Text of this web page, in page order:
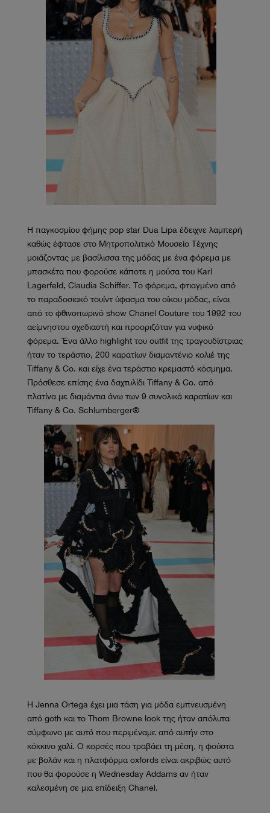
Η παγκοσμίου φήμης pop star Dua Lipa έδειχνε λαμπερή
καθώς έφτασε στο Μητροπολιτικό Μουσείο Τέχνης
μοιάζοντας με βασίλισσα της μόδας με ένα φόρεμα με
μπασκέτα που φορούσε κάποτε η μούσα του Karl
Lagerfeld, Claudia Schiffer. Το φόρεμα, φτιαγμένο από
το παραδοσιακό τουίντ ύφασμα του οίκου μόδας, είναι
από το φθινοπωρινό show Chanel Couture του 1992 του
αείμνηστου σχεδιαστή και προοριζόταν για νυφικό
φόρεμα. Ένα άλλο highlight του outfit της τραγουδίστριας
ήταν το τεράστιο, 200 καρατίων διαμαντένιο κολιέ της
Tiffany & Co. και είχε ένα τεράστιο κρεμαστό κόσμημα.
Πρόσθεσε επίσης ένα δαχτυλίδι Tiffany & Co. από
πλατίνα με διαμάντια άνω των 9 συνολικά καρατίων και
Tiffany & Co. Schlumberger®
Η Jenna Ortega έχει μια τάση για μόδα εμπνευσμένη
από goth και το Thom Browne look της ήταν απόλυτα
σύμφωνο με αυτό που περιμέναμε από αυτήν στο
κόκκινο χαλί. Ο κορσές που τραβάει τη μέση, η φούστα
με βολάν και η πλατφόρμα oxfords είναι ακριβώς αυτό
που θα φορούσε η Wednesday Addams αν ήταν
καλεσμένη σε μια επίδειξη Chanel.